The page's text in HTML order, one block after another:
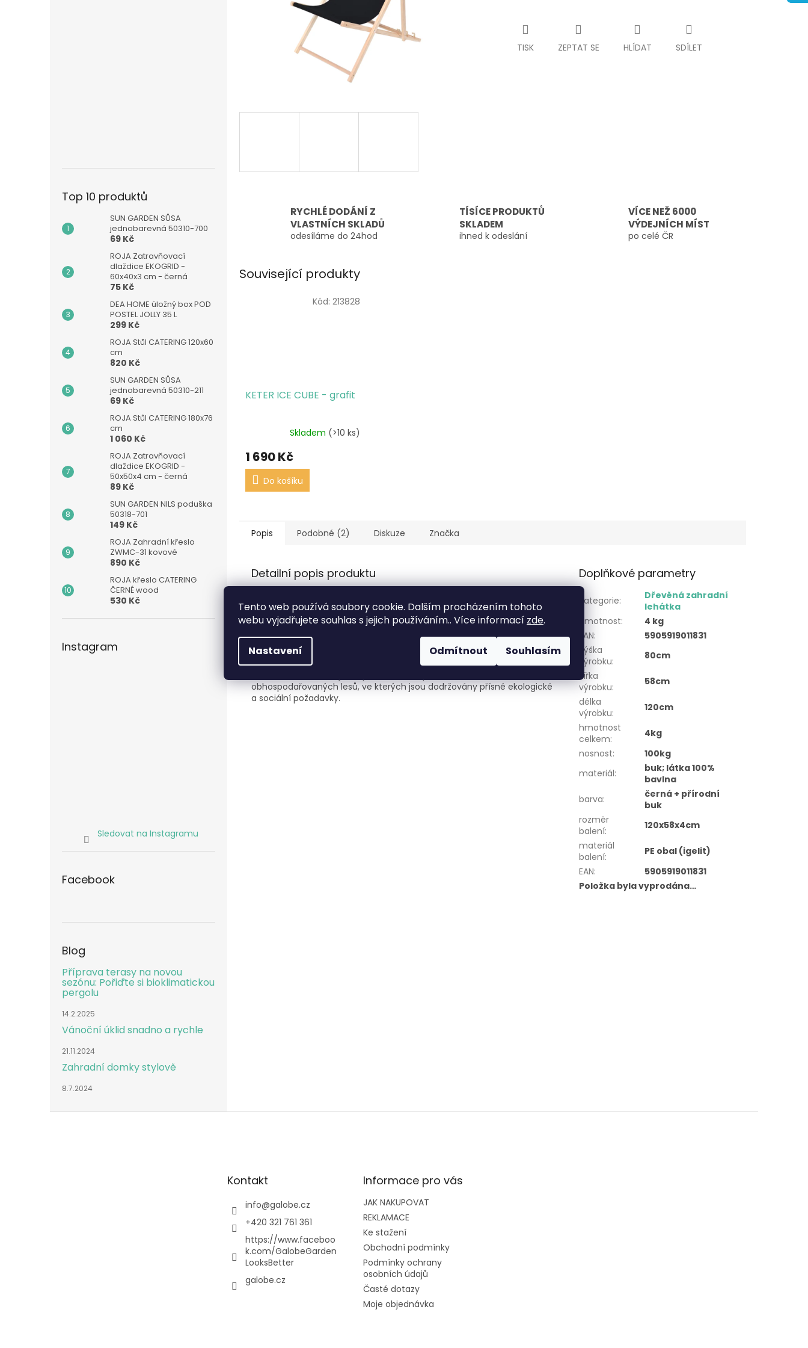
Tento web používá soubory cookie. Dalším procházením tohoto
webu vyjadřujete souhlas s jejich používáním.. Více informací zde.
Nastavení Odmítnout Souhlasím
Top 10 produktů
SUN GARDEN SŮSA
jednobarevná 50310-700
69 Kč
ROJA Zatravňovací
dlaždice EKOGRID -
60x40x3 cm - černá
75 Kč
DEA HOME úložný box POD
POSTEL JOLLY 35 L
299 Kč
ROJA Stůl CATERING 120x60
cm
820 Kč
SUN GARDEN SŮSA
jednobarevná 50310-211
69 Kč
ROJA Stůl CATERING 180x76
cm
1 060 Kč
ROJA Zatravňovací
dlaždice EKOGRID -
50x50x4 cm - černá
89 Kč
SUN GARDEN NILS poduška
50318-701
149 Kč
ROJA Zahradní křeslo
ZWMC-31 kovové
890 Kč
ROJA křeslo CATERING
ČERNÉ wood
530 Kč
Instagram
Sledovat na Instagramu
Facebook
Blog
Příprava terasy na novou
sezónu: Pořiďte si bioklimatickou
pergolu
14.2.2025
Vánoční úklid snadno a rychle
21.11.2024
Zahradní domky stylově
8.7.2024
TISK ZEPTAT SE HLÍDAT SDÍLET
RYCHLÉ DODÁNÍ Z
VLASTNÍCH SKLADŮ
odesíláme do 24hod
TÍSÍCE PRODUKTŮ
SKLADEM
ihned k odeslání
VÍCE NEŽ 6000
VÝDEJNÍCH MÍST
po celé ČR
Související produkty
KETER ICE CUBE - grafit
Skladem (>10 ks)
1 690 Kč
Do košíku
Kód: 213828
Popis Podobné (2) Diskuze Značka
Detailní popis produktu
či na terase. Nastavitelné do 3 poloh.
Lehké a jednoduše uskladnitelné.
Skvělé řešení například na camping či cestování.
obhospodařovaných lesů, ve kterých jsou dodržovány přísné ekologické
a sociální požadavky.
Doplňkové parametry
Kategorie:
Dřevěná zahradní
lehátka
Hmotnost:
4 kg
EAN:
5905919011831
výška
výrobku:
80cm
šířka
výrobku:
58cm
délka
výrobku:
120cm
hmotnost
celkem:
4kg
nosnost:
100kg
materiál:
buk; látka 100%
bavlna
barva:
černá + přírodní
buk
rozměr
balení:
120x58x4cm
materiál
balení:
PE obal (igelit)
EAN:
5905919011831
Položka byla vyprodána…
Kontakt
info@galobe.cz
+420 321 761 361
https://www.faceboo
k.com/GalobeGarden
LooksBetter
galobe.cz
Informace pro vás
JAK NAKUPOVAT
REKLAMACE
Ke stažení
Obchodní podmínky
Podmínky ochrany
osobních údajů
Časté dotazy
Moje objednávka